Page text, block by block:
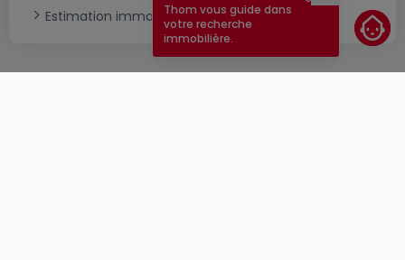
Estimation immobilièreThom vous guide dans
votre recherche
immobilière.